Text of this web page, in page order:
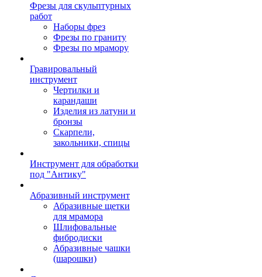
Фрезы для скульптурных
работ
Наборы фрез
Фрезы по граниту
Фрезы по мрамору
Гравировальный
инструмент
Чертилки и
карандаши
Изделия из латуни и
бронзы
Скарпели,
закольники, спицы
Инструмент для обработки
под "Антику"
Абразивный инструмент
Абразивные щетки
для мрамора
Шлифовальные
фибродиски
Абразивные чашки
(шарошки)